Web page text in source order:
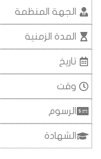
الجهة المنظمة
المدة الزمنية
تاريخ
وقت
الرسوم
الشهادة